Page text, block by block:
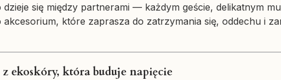
się między partnerami — każdym geście, delikatnym
które zaprasza do zatrzymania się, oddechu i
ekoskóry, która buduje napięcie